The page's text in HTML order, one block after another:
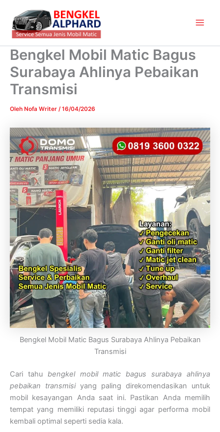
konten
Bengkel Mobil Matic Bagus
Surabaya Ahlinya Pebaikan
Transmisi
Oleh Nofa Writer /16/04/2026
Bengkel Mobil Matic Bagus Surabaya Ahlinya Pebaikan
Transmisi
Cari tahu bengkel mobil matic bagus surabaya ahlinya
pebaikan transmisiyang paling direkomendasikan untuk
mobil kesayangan Anda saat ini. Pastikan Anda memilih
tempat yang memiliki reputasi tinggi agar performa mobil
kembali optimal seperti sedia kala.